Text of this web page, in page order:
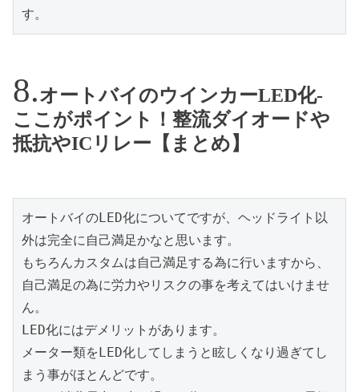
す。
オートバイのウインカーLED化-
ここがポイント！整流ダイオードや
抵抗やICリレー【まとめ】
オートバイのLED化についてですが、ヘッドライト以
外は完全に自己満足かなと思います。
もちろんカスタムは自己満足する為に行いますから、
自己満足の為に労力やリスクの事を考えてはいけませ
ん。
LED化にはデメリットがあります。
メーター類をLED化してしまうと眩しくなり過ぎてし
まう事がほとんどです。